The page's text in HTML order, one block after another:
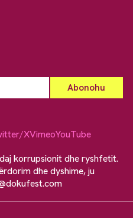
XVimeoYouTube
korrupsionit dhe ryshfetit.
dhe dyshime, ju